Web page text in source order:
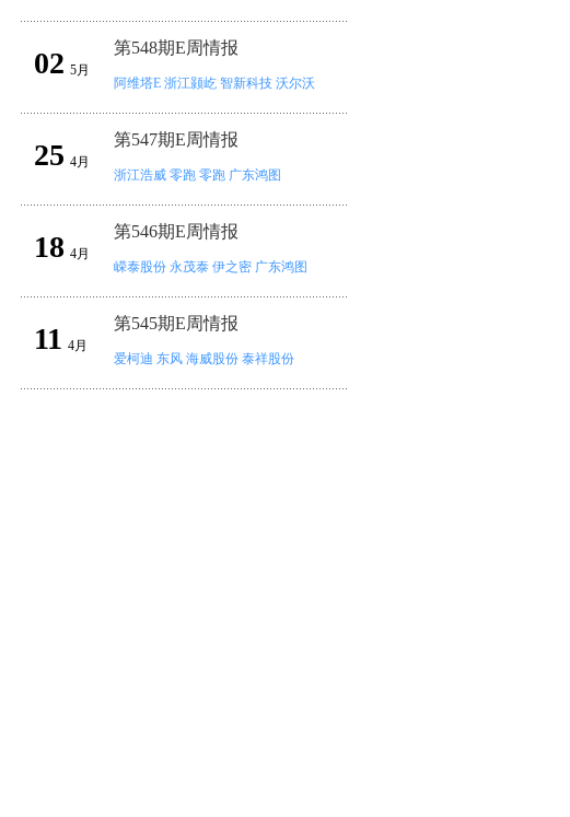
02 5月
第548期E周情报
阿维塔E 浙江颢屹 智新科技 沃尔沃
25 4月
第547期E周情报
浙江浩威 零跑 零跑 广东鸿图
18 4月
第546期E周情报
嵘泰股份 永茂泰 伊之密 广东鸿图
11 4月
第545期E周情报
爱柯迪 东风 海威股份 泰祥股份